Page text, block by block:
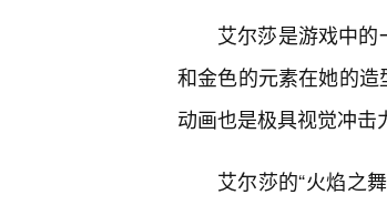
艾尔莎是游戏中
和金色的元素在她的
动画也是极具视觉冲击
艾尔莎的“火焰之